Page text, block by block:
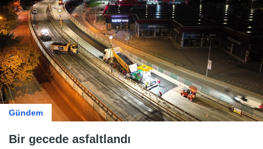
Gündem
Bir gecede asfaltlandı